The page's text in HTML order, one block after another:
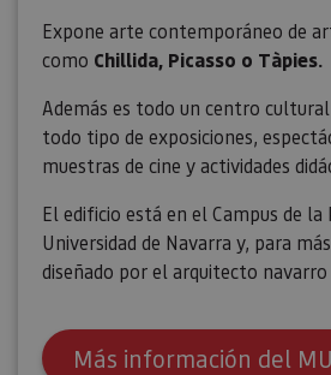
Expone arte contemporáneo de
como Chillida, Picasso o Tàpies.
Además es todo un centro
todo tipo de exposiciones,
muestras de cine y actividades
El edificio está en el Campus de la
Universidad de Navarra y, para
diseñado por el arquitecto
Más información del